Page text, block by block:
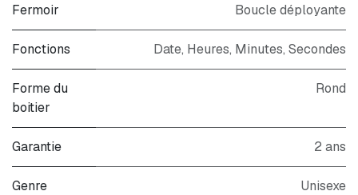
Fermoir Boucle déployante
Fonctions Date, Heures, Minutes, Secondes
Forme du
boitier
Rond
Garantie 2 ans
Genre Unisexe